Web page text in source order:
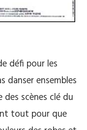
défi pour les
danser ensembles
scènes clé du
tout pour que